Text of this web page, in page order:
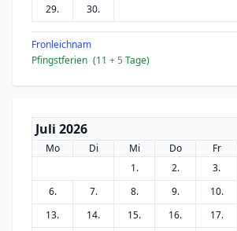
29. 30.
Fronleichnam
Pfingstferien (11 + 5 Tage)
Juli 2026
Mo Di Mi Do Fr
1.
2. 3.
6.
7. 8. 9. 10.
13.
14. 15. 16. 17.